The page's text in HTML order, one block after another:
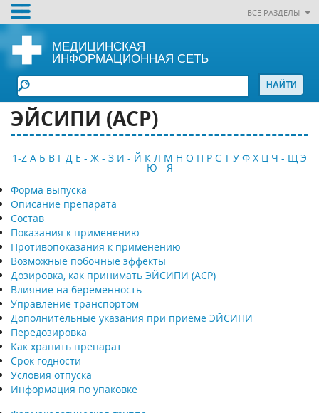
ВСЕ РАЗДЕЛЫ
МЕДИЦИНСКАЯ
ИНФОРМАЦИОННАЯ СЕТЬ
ЭЙСИПИ (ACP)
1-Z А Б В Г Д Е - Ж - З И - Й К Л М Н О П Р С Т У Ф Х Ц Ч - Щ Э
Ю - Я
Форма выпуска
Описание препарата
Состав
Показания к применению
Противопоказания к применению
Возможные побочные эффекты
Дозировка, как принимать ЭЙСИПИ (ACP)
Влияние на беременность
Управление транспортом
Дополнительные указания при приеме ЭЙСИПИ
Передозировка
Как хранить препарат
Срок годности
Условия отпуска
Информация по упаковке